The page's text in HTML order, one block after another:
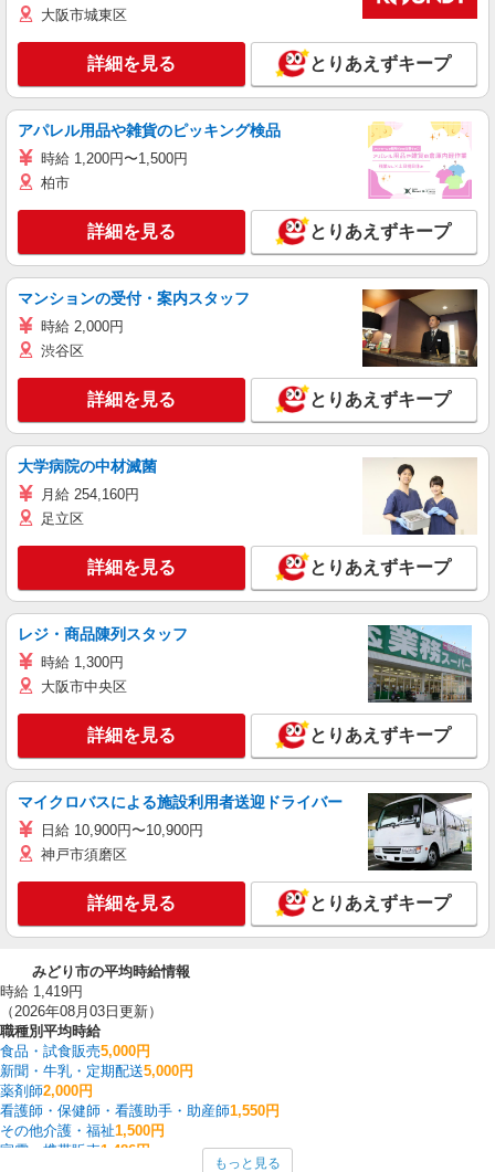
大阪市城東区
詳細を見る とりあえずキープ
アパレル用品や雑貨のピッキング検品
時給 1,200円〜1,500円
柏市
詳細を見る とりあえずキープ
マンションの受付・案内スタッフ
時給 2,000円
渋谷区
詳細を見る とりあえずキープ
大学病院の中材滅菌
月給 254,160円
足立区
詳細を見る とりあえずキープ
レジ・商品陳列スタッフ
時給 1,300円
大阪市中央区
詳細を見る とりあえずキープ
マイクロバスによる施設利用者送迎ドライバー
日給 10,900円〜10,900円
神戸市須磨区
詳細を見る とりあえずキープ
みどり市の平均時給情報
時給 1,419円
（2026年08月03日更新）
職種別平均時給
食品・試食販売5,000円
新聞・牛乳・定期配送5,000円
薬剤師2,000円
看護師・保健師・看護助手・助産師1,550円
その他介護・福祉1,500円
家電・携帯販売1,486円
もっと見る